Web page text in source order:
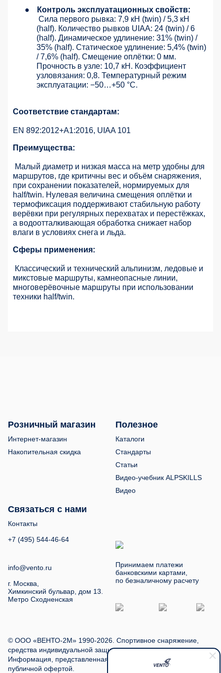
●
Контроль эксплуатационных свойств:
Сила первого рывка: 7,9 кН (twin) / 5,3 кН
(half). Количество рывков UIAA: 24 (twin) / 6
(half). Динамическое удлинение: 31% (twin) /
35% (half). Статическое удлинение: 5,4% (twin)
/ 7,6% (half). Смещение оплётки: 0 мм.
Прочность в узле: 10,7 кН. Коэффициент
узловязания: 0,8. Температурный режим
эксплуатации: −50…+50 °C.
Соответствие стандартам:
EN 892:2012+A1:2016, UIAA 101
Преимущества:
Малый диаметр и низкая масса на метр удобны для
маршрутов, где критичны вес и объём снаряжения,
при сохранении показателей, нормируемых для
half/twin. Нулевая величина смещения оплётки и
термофиксация поддерживают стабильную работу
верёвки при регулярных перехватах и перестёжках,
а водоотталкивающая обработка снижает набор
влаги в условиях снега и льда.
Сферы применения:
Классический и технический альпинизм, ледовые и
микстовые маршруты, камнеопасные линии,
многоверёвочные маршруты при использовании
техники half/twin.
Розничный магазин
Интернет-магазин
Накопительная скидка
Полезное
Каталоги
Стандарты
Статьи
Видео-учебник ALPSKILLS
Видео
Связаться с нами
Контакты
+7 (495) 544-46-64
info@vento.ru
г. Москва,
Химкинский бульвар, дом 13.
Метро Сходненская
Принимаем платежи
банковскими картами,
по безналичному расчету
© ООО «ВЕНТО-2М» 1990-2026. Спортивное снаряжение,
средства индивидуальной защиты, туристское снаряжение.
Информация, представленная на сайте, не является
публичной офертой.